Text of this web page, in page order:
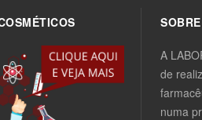
A
de
numa